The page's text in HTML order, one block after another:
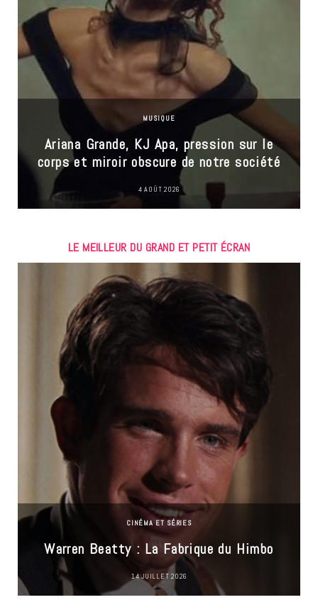
MUSIQUE
Ariana Grande, KJ Apa, pression sur le
corps et miroir obscure de notre société
4 AOÛT 2026
LE MEILLEUR DU GRAND ET PETIT ÉCRAN
CINÉMA ET SÉRIES
Warren Beatty : La Fabrique du Himbo
14 JUILLET 2026